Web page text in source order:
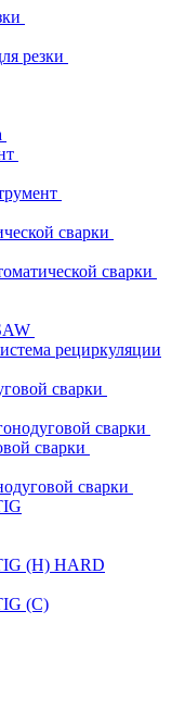
резки
сварки
сварки
рециркуляции
сварки
сварки
сварки
сварки
(H) HARD
(С)